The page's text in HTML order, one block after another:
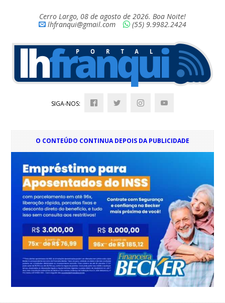
Cerro Largo, 08 de agosto de 2026. Boa Noite!
lhfranqui@gmail.com
(55) 9.9982.2424
SIGA-NOS:
O CONTEÚDO CONTINUA DEPOIS DA PUBLICIDADE